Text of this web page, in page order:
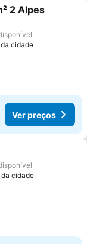
favoritos
2 Alpes
cidade
Ver preços
favoritos
cidade